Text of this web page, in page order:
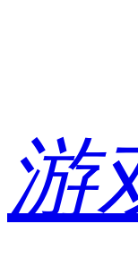
游